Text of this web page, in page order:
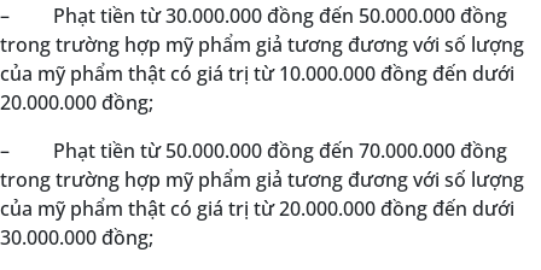
–
Phạt tiền từ 30.000.000 đồng đến 50.000.000 đồng
trong trường hợp mỹ phẩm giả tương đương với số lượng
của mỹ phẩm thật có giá trị từ 10.000.000 đồng đến dưới
20.000.000 đồng;
–
Phạt tiền từ 50.000.000 đồng đến 70.000.000 đồng
trong trường hợp mỹ phẩm giả tương đương với số lượng
của mỹ phẩm thật có giá trị từ 20.000.000 đồng đến dưới
30.000.000 đồng;